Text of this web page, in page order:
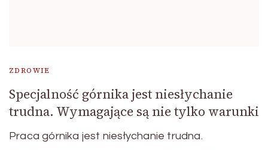
ZDROWIE
Specjalność górnika jest niesłychanie
trudna. Wymagające są nie tylko warunki
Praca górnika jest niesłychanie trudna.